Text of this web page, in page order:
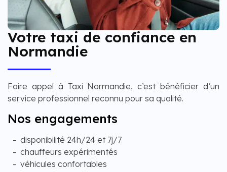
Votre taxi de confiance en
Normandie
Faire appel à Taxi Normandie, c’est bénéficier d’un
service professionnel reconnu pour sa qualité.
Nos engagements
disponibilité 24h/24 et 7j/7
chauffeurs expérimentés
véhicules confortables